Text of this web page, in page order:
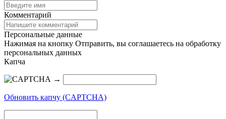
Комментарий
Персональные данные
Нажимая на кнопку Отправить, вы соглашаетесь на обработку
персональных данных
Капча
→
Обновить капчу (CAPTCHA)